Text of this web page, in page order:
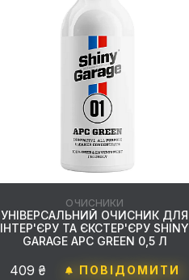
ОЧИСНИКИ
УНІВЕРСАЛЬНИЙ ОЧИСНИК ДЛЯ
ІНТЕР'ЄРУ ТА ЄКСТЕР'ЄРУ SHINY
GARAGE APC GREEN 0,5 Л
409 ₴ ПОВІДОМИТИ